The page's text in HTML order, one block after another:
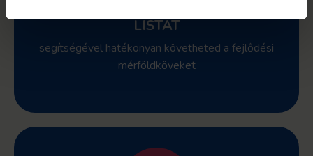
LISTÁT
segítségével hatékonyan követheted a fejlődési
mérföldköveket